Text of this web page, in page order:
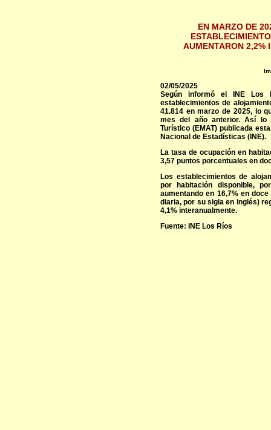
EN MARZO DE
AUMENTARON 2,2%
02/05/2025
Según informó el INE Los
establecimientos de
41.814 en marzo de 2025, lo
mes del año anterior. Así lo
Turístico (EMAT) publicada
Nacional de Estadísticas (INE).
La tasa de ocupación en
3,57 puntos porcentuales en
Los establecimientos de
por habitación disponible,
aumentando en 16,7% en
diaria, por su sigla en inglés)
4,1% interanualmente.
Fuente: INE Los Ríos